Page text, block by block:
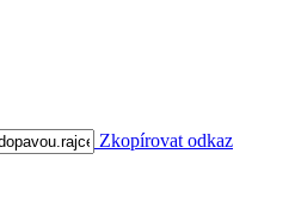
Zkopírovat odkaz